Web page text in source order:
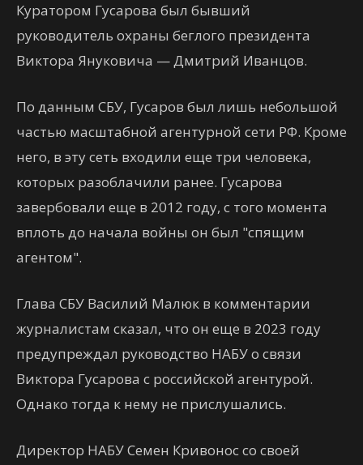
Куратором Гусарова был бывший
руководитель охраны беглого президента
Виктора Януковича — Дмитрий Иванцов.
По данным СБУ, Гусаров был лишь небольшой
частью масштабной агентурной сети РФ. Кроме
него, в эту сеть входили еще три человека,
которых разоблачили ранее. Гусарова
завербовали еще в 2012 году, с того момента
вплоть до начала войны он был "спящим
агентом".
Глава СБУ Василий Малюк в комментарии
журналистам сказал, что он еще в 2023 году
предупреждал руководство НАБУ о связи
Виктора Гусарова с российской агентурой.
Однако тогда к нему не прислушались.
Директор НАБУ Семен Кривонос со своей